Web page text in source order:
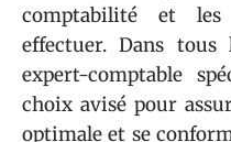
comptabilité et les
effectuer. Dans
expert-comptable
choix avisé pour
optimale et se